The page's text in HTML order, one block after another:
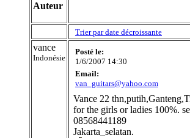
Auteur
Trier par date décroissante
vance
Indonésie
Posté le:
1/6/2007 14:30
Email:
van_guitars@yahoo.com
Vance 22
for the girls or ladies 100%.
08568441189
Jakarta_selatan.